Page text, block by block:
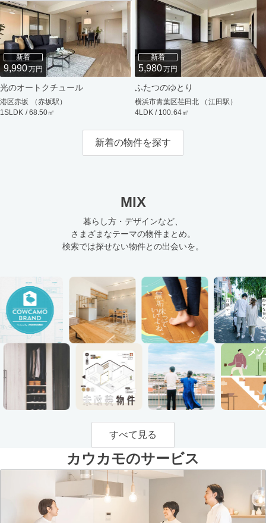
新着
9,990万円
光のオートクチュール
港区赤坂 （赤坂駅）
1SLDK / 68.50㎡
新着
5,980万円
ふたつのゆとり
横浜市青葉区荏田北 （江田駅）
4LDK / 100.64㎡
新着の物件を探す
MIX
暮らし方・デザインなど、
さまざまなテーマの物件まとめ。
検索では探せない物件との出会いを。
すべて見る
カウカモのサービス